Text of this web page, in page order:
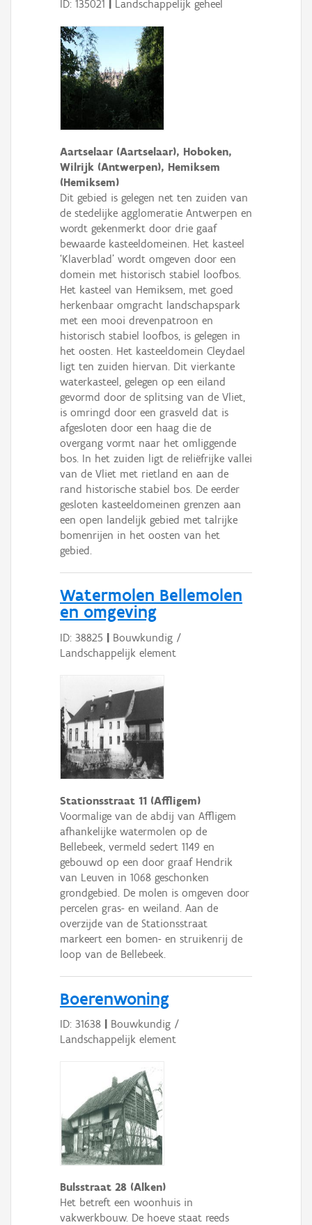
ID: 135021 Landschappelijk geheel
Aartselaar (Aartselaar), Hoboken,
Wilrijk (Antwerpen), Hemiksem
(Hemiksem)
Dit gebied is gelegen net ten zuiden van
de stedelijke agglomeratie Antwerpen en
wordt gekenmerkt door drie gaaf
bewaarde kasteeldomeinen. Het kasteel
‘Klaverblad’ wordt omgeven door een
domein met historisch stabiel loofbos.
Het kasteel van Hemiksem, met goed
herkenbaar omgracht landschapspark
met een mooi drevenpatroon en
historisch stabiel loofbos, is gelegen in
het oosten. Het kasteeldomein Cleydael
ligt ten zuiden hiervan. Dit vierkante
waterkasteel, gelegen op een eiland
gevormd door de splitsing van de Vliet,
is omringd door een grasveld dat is
afgesloten door een haag die de
overgang vormt naar het omliggende
bos. In het zuiden ligt de reliëfrijke vallei
van de Vliet met rietland en aan de
rand historische stabiel bos. De eerder
gesloten kasteeldomeinen grenzen aan
een open landelijk gebied met talrijke
bomenrijen in het oosten van het
gebied.
Watermolen Bellemolen
en omgeving
ID: 38825 | Bouwkundig /
Landschappelijk element
Stationsstraat 11 (Affligem)
Voormalige van de abdij van Affligem
afhankelijke watermolen op de
Bellebeek, vermeld sedert 1149 en
gebouwd op een door graaf Hendrik
van Leuven in 1068 geschonken
grondgebied. De molen is omgeven door
percelen gras- en weiland. Aan de
overzijde van de Stationsstraat
markeert een bomen- en struikenrij de
loop van de Bellebeek.
Boerenwoning
ID: 31638 | Bouwkundig /
Landschappelijk element
Bulsstraat 28 (Alken)
Het betreft een woonhuis in
vakwerkbouw. De hoeve staat reeds